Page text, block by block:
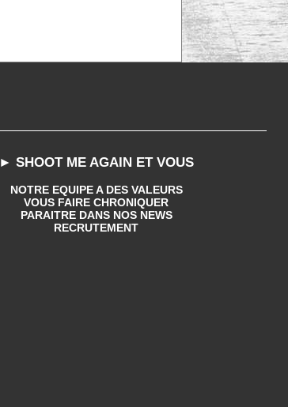
► SHOOT ME AGAIN ET VOUS
NOTRE EQUIPE A DES VALEURS
VOUS FAIRE CHRONIQUER
PARAITRE DANS NOS NEWS
RECRUTEMENT